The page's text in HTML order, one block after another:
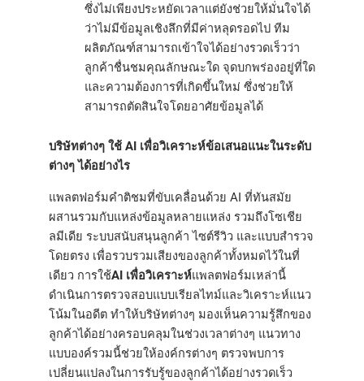
ซึ่งไม่เพียงประหยัดเวลาแต่ยังช่วยให้มั่นใจได้
ว่าไม่มีข้อมูลเชิงลึกที่มีค่าหลุดรอดไป ทีม
ผลิตภัณฑ์สามารถเข้าใจได้อย่างรวดเร็วว่า
ลูกค้าชื่นชมคุณลักษณะใด จุดบกพร่องอยู่ที่ใด
และความต้องการที่เกิดขึ้นใหม่ ซึ่งช่วยให้
สามารถตัดสินใจโดยอาศัยข้อมูลได้
บริษัทต่างๆ ใช้ AI เพื่อวิเคราะห์ข้อเสนอแนะในระดับ
ต่างๆ ได้อย่างไร
แพลตฟอร์มคำติชมที่ขับเคลื่อนด้วย AI ที่ทันสมัย
ผสานรวมกับแหล่งข้อมูลหลายแหล่ง รวมถึงโซเชีย
ลมีเดีย ระบบสนับสนุนลูกค้า ไซต์รีวิว และแบบสำรวจ
โดยตรง เพื่อรวบรวมเสียงของลูกค้าทั้งหมดไว้ในที่
เดียว การใช้AI เพื่อวิเคราะห์แพลตฟอร์มเหล่านี้
ดำเนินการตรวจสอบแบบเรียลไทม์และวิเคราะห์แนว
โน้มในอดีต ทำให้บริษัทต่างๆ มองเห็นความรู้สึกของ
ลูกค้าได้อย่างครอบคลุมในช่วงเวลาต่างๆ แนวทาง
แบบองค์รวมนี้ช่วยให้องค์กรต่างๆ ตรวจพบการ
เปลี่ยนแปลงในการรับรู้ของลูกค้าได้อย่างรวดเร็ว